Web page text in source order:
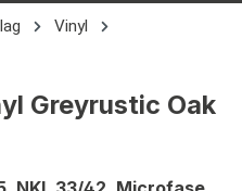
Vinyl
Greyrustic Oak